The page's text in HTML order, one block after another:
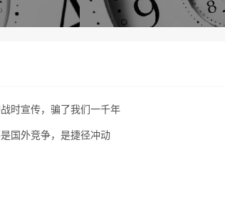
时宣传，骗了我们一千年
国外竞争，是捷径冲动